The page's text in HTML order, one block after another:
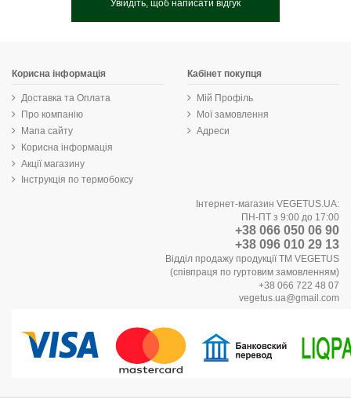
Увійдіть, щоб написати відгук
Корисна інформація
Доставка та Оплата
Про компанію
Мапа сайту
Корисна інформація
Акції магазину
Інструкція по термобоксу
Кабінет покупця
Мій Профіль
Мої замовлення
Адреси
Інтернет-магазин VEGETUS.UA:
ПН-ПТ з 9:00 до 17:00
+38 066 050 06 90
+38 096 010 29 13
Відділ продажу продукції ТМ VEGETUS
(співпраця по гуртовим замовленням)
+38 066 722 48 07
vegetus.ua@gmail.com